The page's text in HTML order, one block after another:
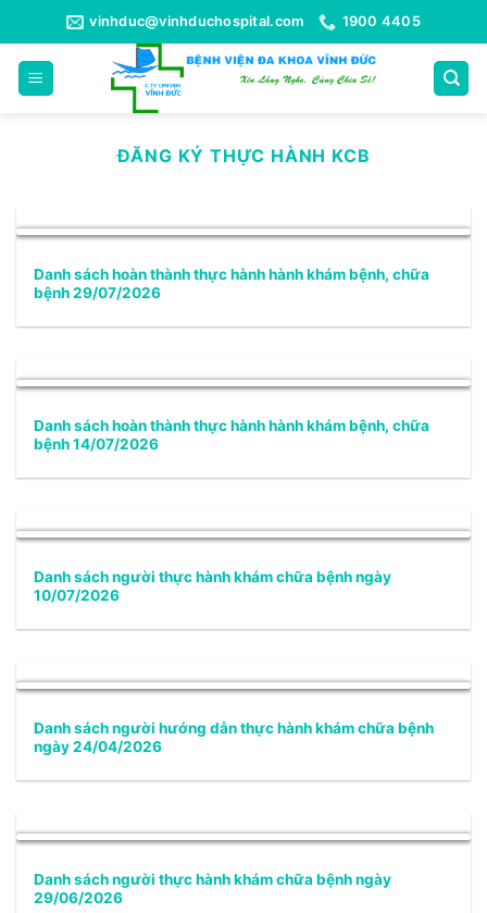
qua
nội
dung
vinhduc@vinhduchospital.com 1900 4405
ĐĂNG KÝ THỰC HÀNH KCB
Danh sách hoàn thành thực hành hành khám bệnh, chữa
bệnh 29/07/2026
Danh sách hoàn thành thực hành hành khám bệnh, chữa
bệnh 14/07/2026
Danh sách người thực hành khám chữa bệnh ngày
10/07/2026
Danh sách người hướng dẫn thực hành khám chữa bệnh
ngày 24/04/2026
Danh sách người thực hành khám chữa bệnh ngày
29/06/2026